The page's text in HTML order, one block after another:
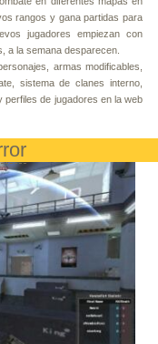
rangos y gana partidas para
jugadores empiezan con
a la semana desparecen.
armas modificables,
sistema de clanes interno,
de jugadores en la web